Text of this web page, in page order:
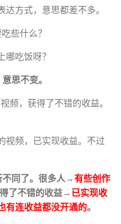
方式，意思都差不多。
些什么？
吃饭呀？
思不变。
频，获得了不错的收益。
视频，已实现收益。不过
不同了。很多人→有些创作
了不错的收益→ 已实现收
有连收益都没开通的。